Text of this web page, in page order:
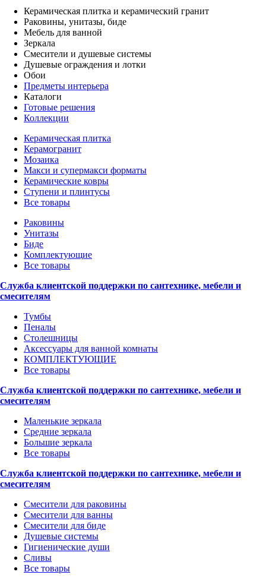
Керамическая плитка и керамический гранит
Раковины, унитазы, биде
Мебель для ванной
Зеркала
Смесители и душевые системы
Душевые ограждения и лотки
Обои
Предметы интерьера
Каталоги
Готовые решения
Коллекции
Керамическая плитка
Керамогранит
Мозаика
Макси и супермакси форматы
Керамические ковры
Ступени и плинтусы
Все товары
Раковины
Унитазы
Биде
Комплектующие
Все товары
Служба клиентской поддержки по сантехнике, мебели и
смесителям
Тумбы
Пеналы
Столешницы
Аксессуары для ванной комнаты
КОМПЛЕКТУЮЩИЕ
Все товары
Служба клиентской поддержки по сантехнике, мебели и
смесителям
Маленькие зеркала
Средние зеркала
Большие зеркала
Все товары
Служба клиентской поддержки по сантехнике, мебели и
смесителям
Смесители для раковины
Смесители для ванны
Смесители для биде
Душевые системы
Гигиенические души
Сливы
Все товары